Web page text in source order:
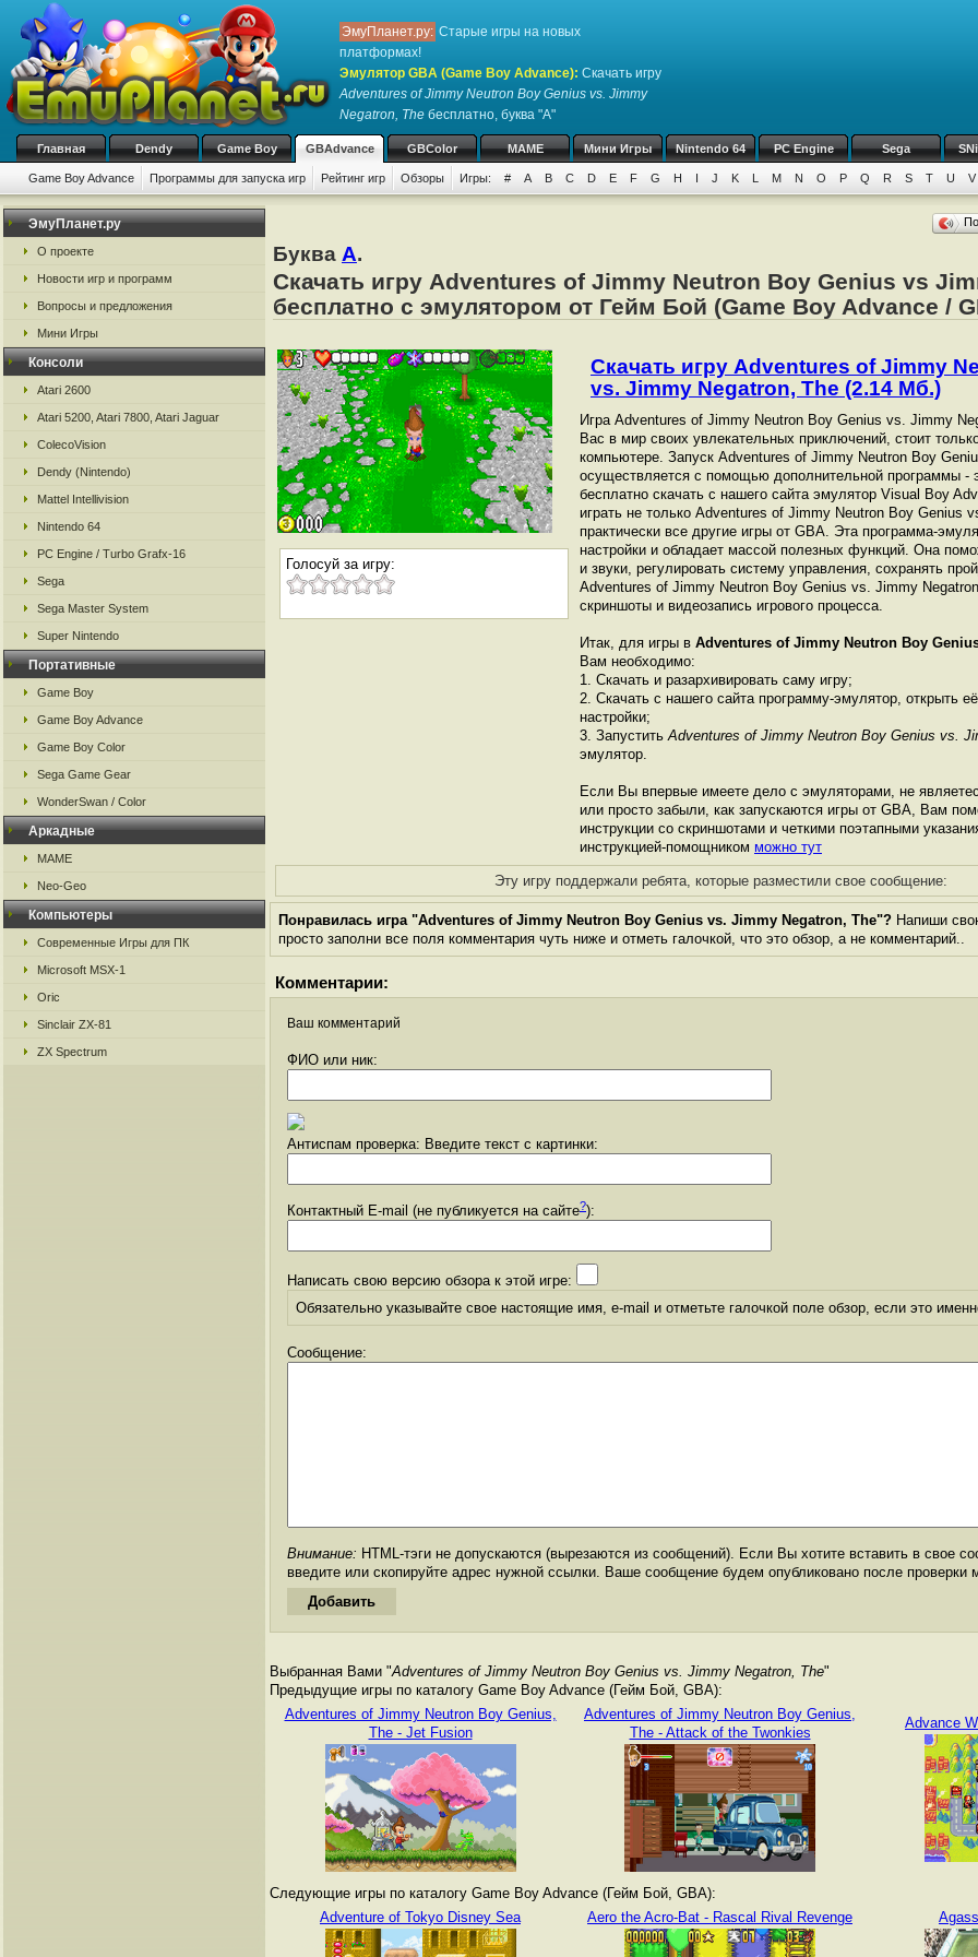
ЭмуПланет.ру: Старые игры на новых
платформах!
Эмулятор GBA (Game Boy Advance): Скачать игру
Adventures of Jimmy Neutron Boy Genius vs. Jimmy
Negatron, The бесплатно, буква "A"
Главная Dendy Game Boy GBAdvance GBColor MAME Мини Игры Nintendo 64 PC Engine Sega
Game Boy Advance Программы для запуска игр Рейтинг игр Обзоры Игры: # A B C D E F G H I J K L M N O P Q R S T U V
ЭмуПланет.ру
О проекте
Новости игр и программ
Вопросы и предложения
Мини Игры
Консоли
Atari 2600
Atari 5200, Atari 7800, Atari Jaguar
ColecoVision
Dendy (Nintendo)
Mattel Intellivision
Nintendo 64
PC Engine / Turbo Grafx-16
Sega
Sega Master System
Super Nintendo
Портативные
Game Boy
Game Boy Advance
Game Boy Color
Sega Game Gear
WonderSwan / Color
Аркадные
MAME
Neo-Geo
Компьютеры
Современные Игры для ПК
Microsoft MSX-1
Oric
Sinclair ZX-81
ZX Spectrum
Буква A.
Скачать игру Adventures of Jimmy Neutron Boy Genius vs
бесплатно с эмулятором от Гейм Бой (Game Boy Advance /
Голосуй за игру:
Скачать игру Adventures of Jimmy
vs. Jimmy Negatron, The (2.14 Мб.)
Игра Adventures of Jimmy Neutron Boy Genius vs. Jimmy
Вас в мир своих увлекательных приключений, стоит
компьютере. Запуск Adventures of Jimmy Neutron Boy
осуществляется с помощью дополнительной программы
бесплатно скачать с нашего сайта эмулятор Visual Boy
играть не только Adventures of Jimmy Neutron Boy Genius
практически все другие игры от GBА. Эта программа-
настройки и обладает массой полезных функций. Она
и звуки, регулировать систему управления, сохранять
Adventures of Jimmy Neutron Boy Genius vs. Jimmy
скриншоты и видеозапись игрового процесса.
Итак, для игры в Adventures of Jimmy Neutron Boy
Вам необходимо:
1. Скачать и разархивировать саму игру;
2. Скачать с нашего сайта программу-эмулятор, открыть
настройки;
3. ЗапуститьAdventures of Jimmy Neutron Boy Genius vs.
эмулятор.
Если Вы впервые имеете дело с эмуляторами, не
или просто забыли, как запускаются игры от GBА, Вам
инструкции со скриншотами и четкими поэтапными
инструкцией-помощником можно тут
Эту игру поддержали ребята, которые разместили свое сообщение:
Понравилась игра "Adventures of Jimmy Neutron Boy Genius vs. Jimmy Negatron, The"? Напиши
просто заполни все поля комментария чуть ниже и отметь галочкой, что это обзор, а не комментарий..
Комментарии:
Ваш комментарий
ФИО или ник:
Антиспам проверка: Введите текст с картинки:
Контактный E-mail (не публикуется на сайте?):
Написать свою версию обзора к этой игре:
Обязательно указывайте свое настоящие имя, e-mail и отметьте галочкой поле обзор, если это
Сообщение:
Внимание: HTML-тэги не допускаются (вырезаются из сообщений). Если Вы хотите вставить в свое
введите или скопируйте адрес нужной ссылки. Ваше сообщение будем опубликовано после проверки
Выбранная Вами "Adventures of Jimmy Neutron Boy Genius vs. Jimmy Negatron, The"
Предыдущие игры по каталогу Game Boy Advance (Гейм Бой, GBA):
Adventures of Jimmy Neutron Boy Genius,
The - Jet Fusion
Adventures of Jimmy Neutron Boy Genius,
The - Attack of the Twonkies
Advance
Следующие игры по каталогу Game Boy Advance (Гейм Бой, GBA):
Adventure of Tokyo Disney Sea
Aero the Acro-Bat - Rascal Rival Revenge